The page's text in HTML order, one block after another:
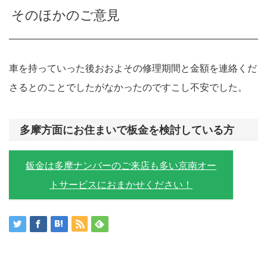
そのほかのご意見
車を持っていった後おおよその修理期間と金額を連絡くだ
さるとのことでしたがなかったのですこし不安でした。
多摩方面にお住まいで板金を検討している方
鈑金は多摩ナンバーのご来店も多い京南オー
トサービスにおまかせください！